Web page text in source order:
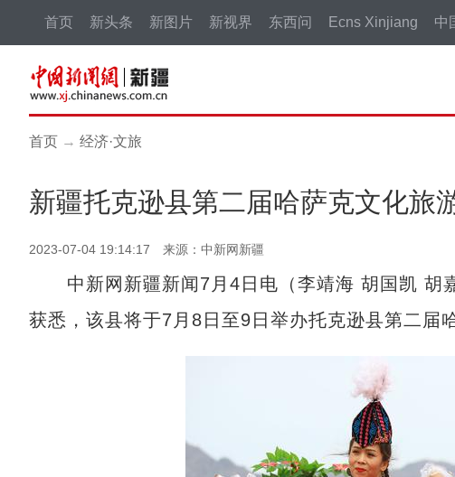
首页 新头条 新图片 新视界 东西问 Ecns Xinjiang 中
首页 → 经济·文旅
新疆托克逊县第二届哈萨克文化旅
2023-07-04 19:14:17 来源：中新网新疆
中新网新疆新闻7月4日电（李靖海 胡国凯 胡
获悉，该县将于7月8日至9日举办托克逊县第二届